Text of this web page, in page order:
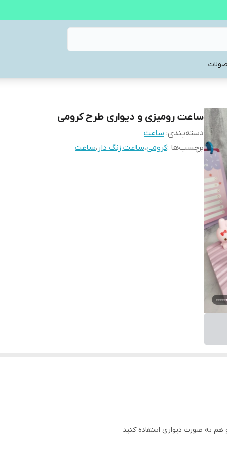
ساعت رومیزی و دیواری طرح کرومی
دسته‌بندی: ساعت
برچسب‌ها :کرومی،ساعت زنگ دار ،ساعت
به صورت دیواری استفاده کنید